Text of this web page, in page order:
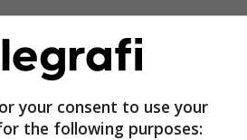
shpreson që
të nënshkruajë përsëri
your consent to use your
the following purposes: